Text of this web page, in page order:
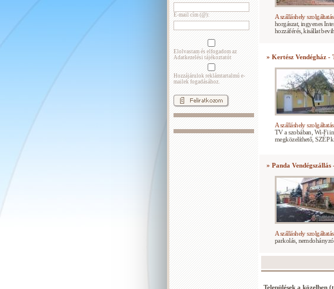
E-mail cím (@):
Elolvastam és elfogadom az
Adatkezelési tájékoztatót
Hozzájárulok reklámtartalmú e-
mailek fogadásához.
A szálláshely
horgászat, ingyenes
hozzáférés, kisállat
» Kertész Vendégház -
A szálláshely
TV a szobában, Wi-Fi
megközelíthető, SZÉP
» Panda Vendégszállás
A szálláshely
parkolás,
Települések a közelben